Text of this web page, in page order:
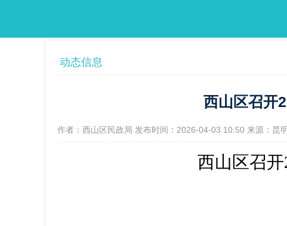
政府信息公
动态信息
西山区召开
[作者：西山区民政局 发布时间：2026-04-03 10:50 来源：昆
西山区召开